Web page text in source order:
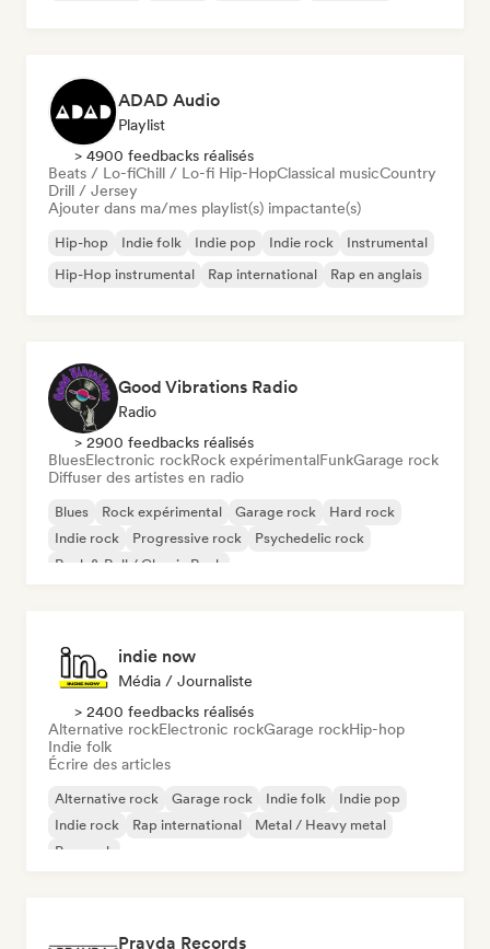
ADAD Audio
Playlist
> 4900 feedbacks réalisés
Beats / Lo-fiChill / Lo-fi Hip-HopClassical musicCountry
Drill / Jersey
Ajouter dans ma/mes playlist(s) impactante(s)
Hip-hop Indie folk Indie pop Indie rock
Instrumental
Hip-Hop instrumental
Rap international Rap en anglais
Good Vibrations Radio
Radio
> 2900 feedbacks réalisés
BluesElectronic rockRock expérimentalFunkGarage rock
Diffuser des artistes en radio
Blues Rock expérimental Garage rock
Hard rock
Indie rock
Progressive rock
Psychedelic rock
Rock & Roll / Classic Rock
indie now
Média / Journaliste
> 2400 feedbacks réalisés
Alternative rockElectronic rockGarage rockHip-hop
Indie folk
Écrire des articles
Alternative rock Garage rock Indie folk
Indie pop
Indie rock
Rap international
Metal / Heavy metal
Pop rock
Pravda Records